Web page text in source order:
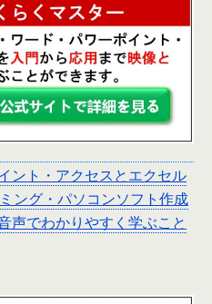
ント・アクセスとエクセル
ング・パソコンソフト作成
声でわかりやすく学ぶこと